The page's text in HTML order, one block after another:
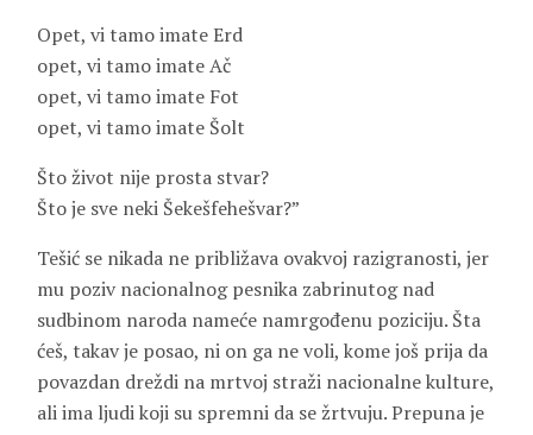
Opet, vi tamo imate Erd
opet, vi tamo imate Ač
opet, vi tamo imate Fot
opet, vi tamo imate Šolt
Što život nije prosta stvar?
Što je sve neki Šekešfehešvar?”
Tešić se nikada ne približava ovakvoj razigranosti, jer
mu poziv nacionalnog pesnika zabrinutog nad
sudbinom naroda nameće namrgođenu poziciju. Šta
ćeš, takav je posao, ni on ga ne voli, kome još prija da
povazdan dreždi na mrtvoj straži nacionalne kulture,
ali ima ljudi koji su spremni da se žrtvuju. Prepuna je